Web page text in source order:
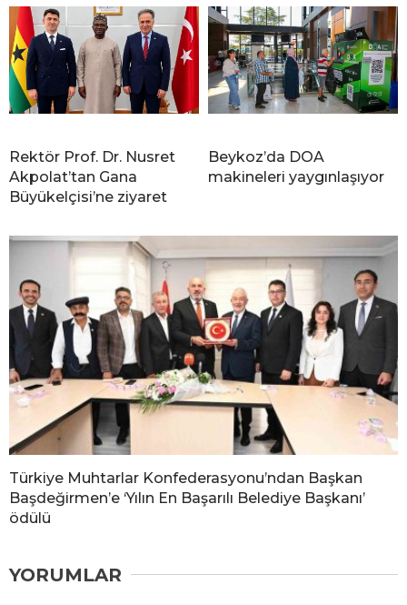
Rektör Prof. Dr. Nusret
Akpolat’tan Gana
Büyükelçisi’ne ziyaret
Beykoz’da DOA
makineleri yaygınlaşıyor
Türkiye Muhtarlar Konfederasyonu’ndan Başkan
Başdeğirmen’e ‘Yılın En Başarılı Belediye Başkanı’
ödülü
YORUMLAR